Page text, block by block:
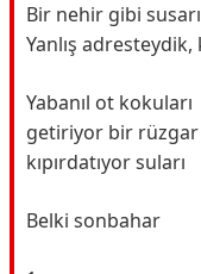
Bir nehir gibi
Yanlış
Yabanıl ot kokuları
getiriyor bir rüzgar
kıpırdatıyor suları
Belki sonbahar